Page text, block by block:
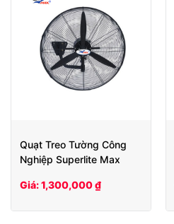
Quạt Treo Tường Công
Nghiệp Superlite Max
Giá: 1,300,000 ₫